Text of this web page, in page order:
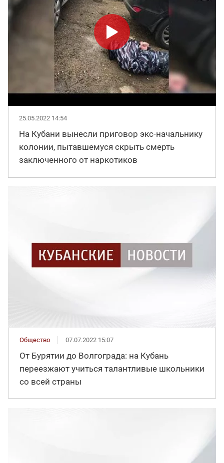
25.05.2022 14:54
На Кубани вынесли приговор экс-начальнику
колонии, пытавшемуся скрыть смерть
заключенного от наркотиков
Общество 07.07.2022 15:07
От Бурятии до Волгограда: на Кубань
переезжают учиться талантливые школьники
со всей страны